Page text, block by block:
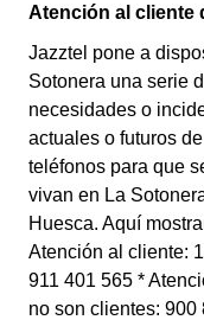
Atención al cliente
Jazztel pone a
Sotonera una serie
necesidades o
actuales o futuros
teléfonos para que
vivan en La
Huesca. Aquí
Atención al cliente:
911 401 565 *
no son clientes: 900